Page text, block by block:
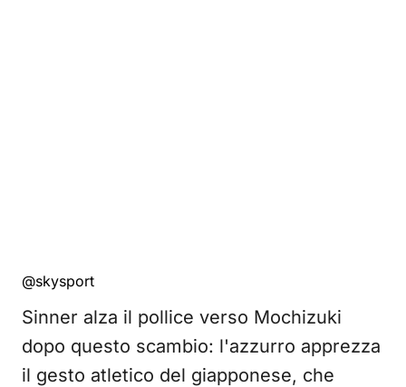
@skysport
Sinner alza il pollice verso Mochizuki
dopo questo scambio: l'azzurro apprezza
il gesto atletico del giapponese, che